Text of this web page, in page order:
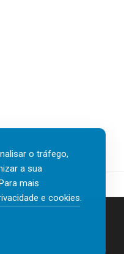
o tráfego,
a sua
mais
e cookies.